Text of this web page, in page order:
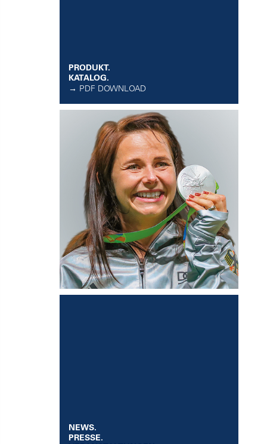
PRODUKT.
KATALOG.
→ PDF DOWNLOAD
NEWS.
PRESSE.